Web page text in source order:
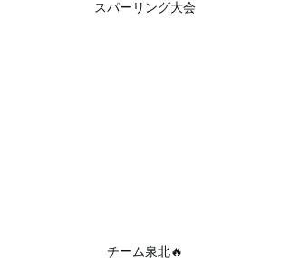
スパーリング大会
チーム泉北🔥